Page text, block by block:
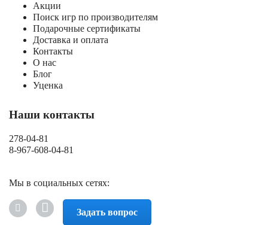
Акции
Поиск игр по производителям
Подарочные сертификаты
Доставка и оплата
Контакты
О нас
Блог
Уценка
Наши контакты
278-04-81
8-967-608-04-81
Мы в социальных сетях:
Задать вопрос